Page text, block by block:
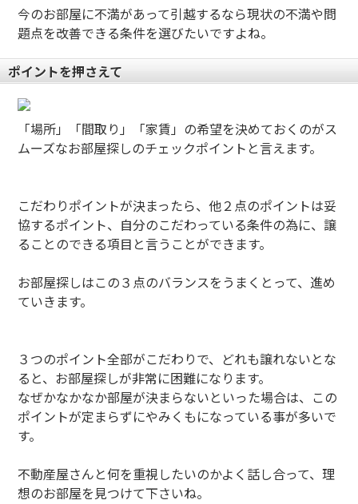
今のお部屋に不満があって引越するなら現状の不満や問
題点を改善できる条件を選びたいですよね。
ポイントを押さえて
「場所」「間取り」「家賃」の希望を決めておくのがス
ムーズなお部屋探しのチェックポイントと言えます。
こだわりポイントが決まったら、他２点のポイントは妥
協するポイント、自分のこだわっている条件の為に、譲
ることのできる項目と言うことができます。
お部屋探しはこの３点のバランスをうまくとって、進め
ていきます。
３つのポイント全部がこだわりで、どれも譲れないとな
ると、お部屋探しが非常に困難になります。
なぜかなかなか部屋が決まらないといった場合は、この
ポイントが定まらずにやみくもになっている事が多いで
す。
不動産屋さんと何を重視したいのかよく話し合って、理
想のお部屋を見つけて下さいね。